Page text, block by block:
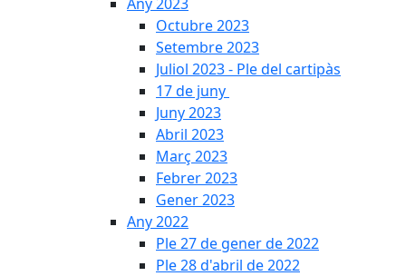
Octubre 2023
Setembre 2023
Juliol 2023 - Ple del cartipàs
17 de juny
Juny 2023
Abril 2023
Març 2023
Febrer 2023
Gener 2023
Any 2022
Ple 27 de gener de 2022
Ple 28 d'abril de 2022